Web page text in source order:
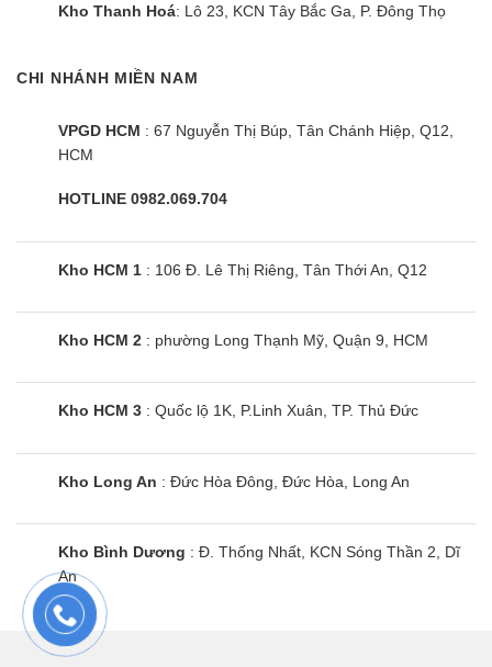
Kho Thanh Hoá: Lô 23, KCN Tây Bắc Ga, P. Đông Thọ
CHI NHÁNH MIỀN NAM
VPGD HCM : 67 Nguyễn Thị Búp, Tân Chánh Hiệp, Q12,
HCM
HOTLINE 0982.069.704
Kho HCM 1 : 106 Đ. Lê Thị Riêng, Tân Thới An, Q12
Kho HCM 2 : phường Long Thạnh Mỹ, Quận 9, HCM
Kho HCM 3 : Quốc lộ 1K, P.Linh Xuân, TP. Thủ Đức
Kho Long An : Đức Hòa Đông, Đức Hòa, Long An
Kho Bình Dương : Đ. Thống Nhất, KCN Sóng Thần 2, Dĩ
An